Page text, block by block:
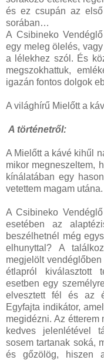
és ez csupán az
sorában…
A Csibineko
egy meleg ölelés,
a lélekhez szól. És
megszokhattuk,
igazán fontos dolgok
A világhírű Mielőtt a
A történetről:
A Mielőtt a kávé kihűl
mikor megneszeltem,
kínálatában egy
vetettem magam utána.
A Csibineko
esetében az
beszélhetnél még
elhunyttal? A
megjelölt
étlapról kiválasztott
esetben egy
elvesztett fél és az
Egyfajta indikátor,
megidézni. Az
kedves jelenlétével
sosem tartanak soká,
és gőzölög, hiszen